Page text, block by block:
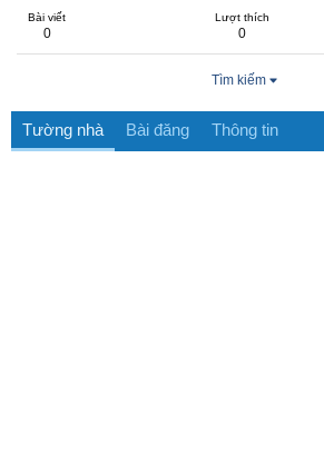
Bài viết
0
Lượt thích
0
Tìm kiếm
Tường nhà Bài đăng Thông tin